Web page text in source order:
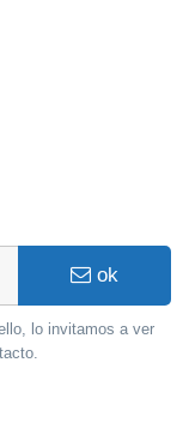
ok
lo invitamos a ver